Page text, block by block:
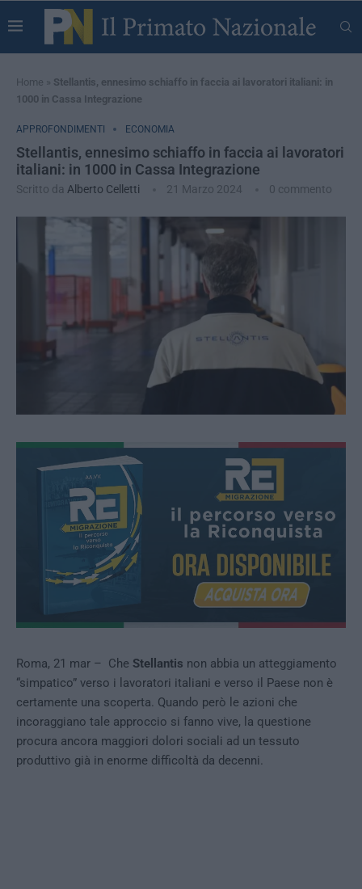
Home » Stellantis, ennesimo schiaffo in faccia ai lavoratori italiani: in
1000 in Cassa Integrazione
APPROFONDIMENTI ECONOMIA
Stellantis, ennesimo schiaffo in faccia ai lavoratori
italiani: in 1000 in Cassa Integrazione
Scritto da Alberto Celletti 21 Marzo 2024 0 commento
Roma, 21 mar – Che Stellantis non abbia un atteggiamento
“simpatico” verso i lavoratori italiani e verso il Paese non è
certamente una scoperta. Quando però le azioni che
incoraggiano tale approccio si fanno vive, la questione
procura ancora maggiori dolori sociali ad un tessuto
produttivo già in enorme difficoltà da decenni.